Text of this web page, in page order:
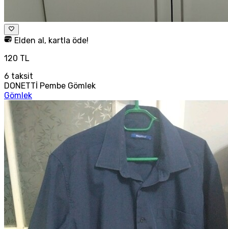
Elden al, kartla öde!
120 TL
6 taksit
DONETTİ Pembe Gömlek
Gömlek